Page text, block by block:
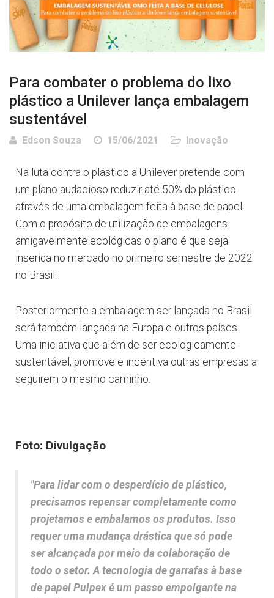
Para combater o problema do lixo
plástico a Unilever lança embalagem
sustentável
Edson Souza 15/06/2021 Inovação
Na luta contra o plástico a Unilever pretende com
um plano audacioso reduzir até 50% do plástico
através de uma embalagem feita à base de papel.
Com o propósito de utilização de embalagens
amigavelmente ecológicas o plano é que seja
inserida no mercado no primeiro semestre de 2022
no Brasil.
Posteriormente a embalagem ser lançada no Brasil
será também lançada na Europa e outros países.
Uma iniciativa que além de ser ecologicamente
sustentável, promove e incentiva outras empresas a
seguirem o mesmo caminho.
Foto: Divulgação
"Para lidar com o desperdício de plástico,
precisamos repensar completamente como
projetamos e embalamos os produtos. Isso
requer uma mudança drástica que só pode
ser alcançada por meio da colaboração de
todo o setor. A tecnologia de garrafas à base
de papel Pulpex é um passo empolgante na